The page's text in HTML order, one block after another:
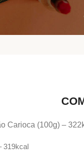
Carioca (100g) –
319kcal